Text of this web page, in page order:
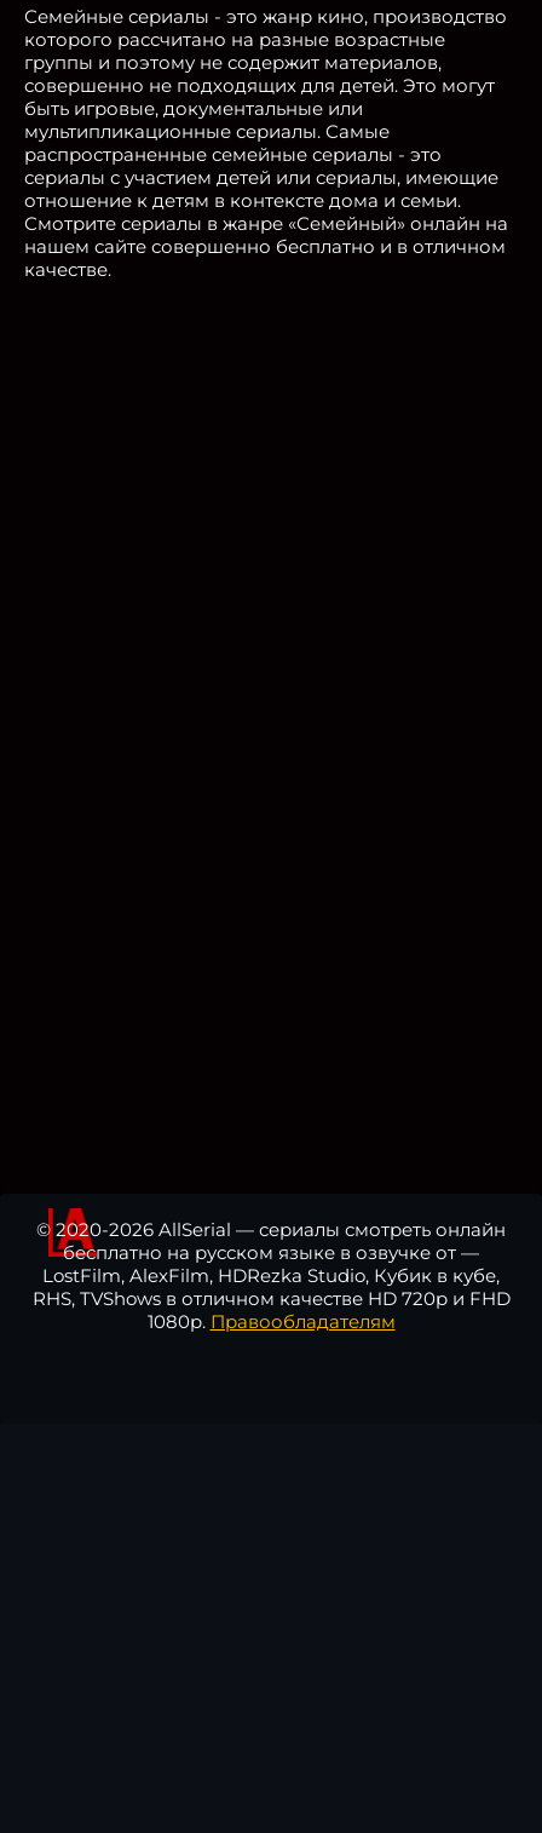
Семейные сериалы - это жанр кино, производство
которого рассчитано на разные возрастные
группы и поэтому не содержит материалов,
совершенно не подходящих для детей. Это могут
быть игровые, документальные или
мультипликационные сериалы. Самые
распространенные семейные сериалы - это
сериалы с участием детей или сериалы, имеющие
отношение к детям в контексте дома и семьи.
Смотрите сериалы в жанре «Семейный» онлайн на
нашем сайте совершенно бесплатно и в отличном
качестве.
© 2020-2026 AllSerial — сериалы смотреть онлайн
бесплатно на русском языке в озвучке от —
LostFilm, AlexFilm, HDRezka Studio, Кубик в кубе,
RHS, TVShows в отличном качестве HD 720p и FHD
1080p. Правообладателям